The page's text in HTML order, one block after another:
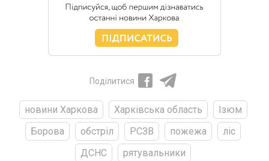
Поділитися
новини Харкова Харківська область
Ізюм
Борова
обстріл РСЗВ пожежа
ліс
ДСНС
рятувальники